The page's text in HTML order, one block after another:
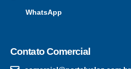
WhatsApp
Contato Comercial